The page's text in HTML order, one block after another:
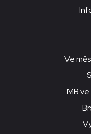
Ve
MB